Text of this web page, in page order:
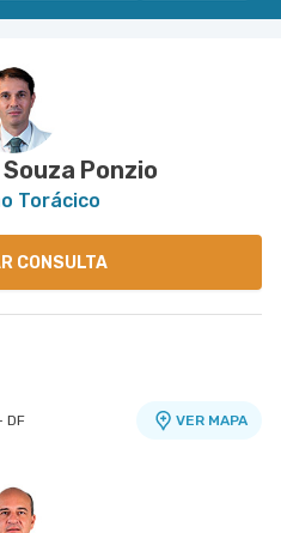
Ponzio
Torácico
CONSULTA
DF VER MAPA